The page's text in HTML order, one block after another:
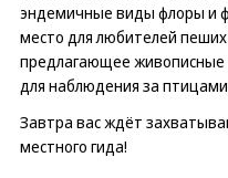
эндемичные виды флоры и
место для любителей
предлагающее
для наблюдения за
Завтра вас ждёт
местного гида!